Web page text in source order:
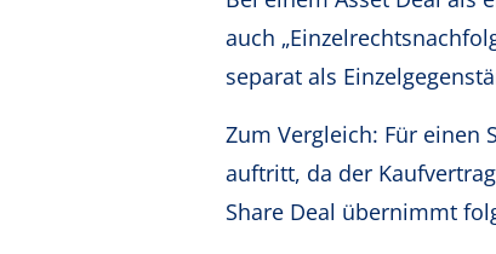
auch
separat als
Zum Vergleich: Für einen
auftritt, da der
Share Deal übernimmt